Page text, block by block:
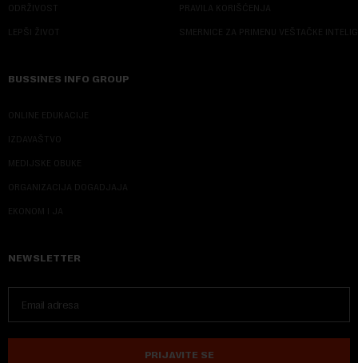
ODRŽIVOST
LEPŠI ŽIVOT
PRAVILA KORIŠĆENJA
SMERNICE ZA PRIMENU VEŠTAČKE
BUSSINES INFO GROUP
ONLINE EDUKACIJE
IZDAVAŠTVO
MEDIJSKE OBUKE
ORGANIZACIJA DOGADJAJA
EKONOM I JA
NEWSLETTER
PRIJAVITE SE